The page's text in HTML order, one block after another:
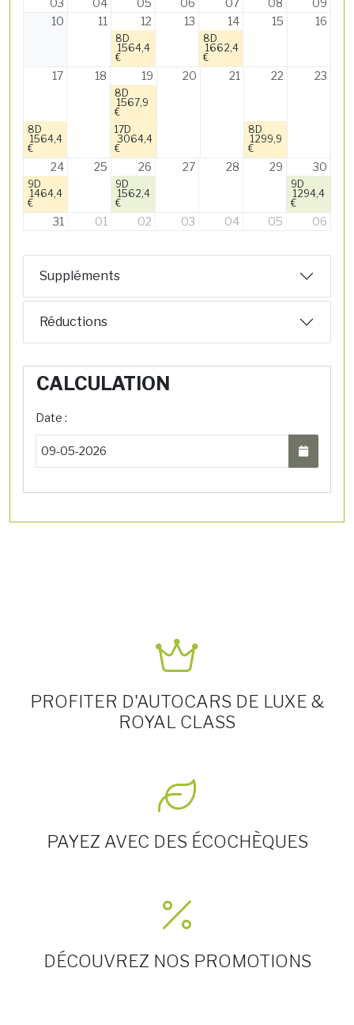
10
11 12
8D
1564,4
€
13 14
8D
1662,4
€
15 16
17
8D
1564,4
€
18 19
8D
1567,9
€
17D
3064,4
€
20 21 22
8D
1299,9
€
23
24
9D
1464,4
€
25 26
9D
1562,4
€
27 28 29 30
9D
1294,4
€
31 01 02 03 04 05 06
Suppléments
Réductions
CALCULATION
Date :
PROFITER D'AUTOCARS DE LUXE &
ROYAL CLASS
PAYEZ AVEC DES ÉCOCHÈQUES
DÉCOUVREZ NOS PROMOTIONS